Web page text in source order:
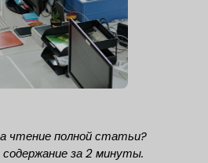
чтение полной статьи?
за 2 минуты.